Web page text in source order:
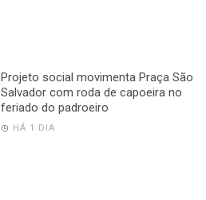
Projeto social movimenta Praça São
Salvador com roda de capoeira no
feriado do padroeiro
HÁ 1 DIA